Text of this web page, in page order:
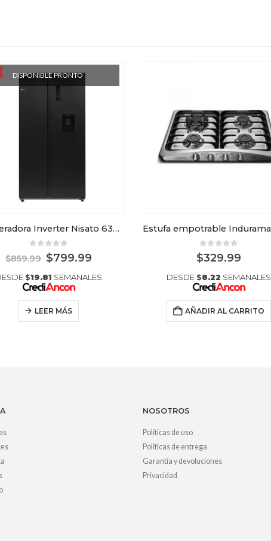
DISPONIBLE PRONTO
Refrigeradora Inverter Nisato 630ltr Acero Inoxidable Negro
out of 5
$859.99 $799.99
$19.81 SEMANALES
LEER MÁS
0out of 5
$329.99
DESDE $8.22 SEMANALES
AÑADIR AL CARRITO
NOSOTROS
Políticas de uso
Políticas de entrega
Garantía y devoluciones
Privacidad